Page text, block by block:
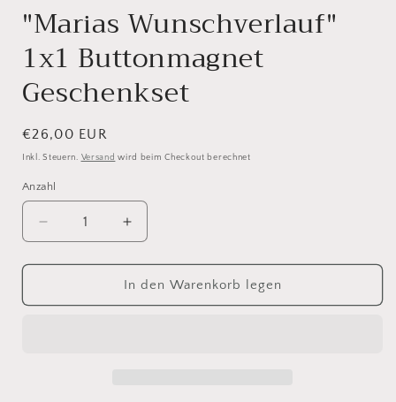
"Marias Wunschverlauf"
1x1 Buttonmagnet
Geschenkset
Normaler
Preis
€26,00 EUR
Inkl. Steuern. Versand wird beim Checkout berechnet
Anzahl
Verringere
die
Menge
&quot;Marias
Erhöhe
die
Menge
für
&quot;Marias
In den Warenkorb legen